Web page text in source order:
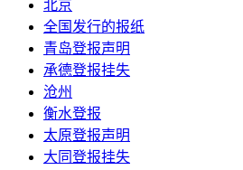
北京
全国发行的报纸
青岛登报声明
承德登报挂失
沧州
衡水登报
太原登报声明
大同登报挂失